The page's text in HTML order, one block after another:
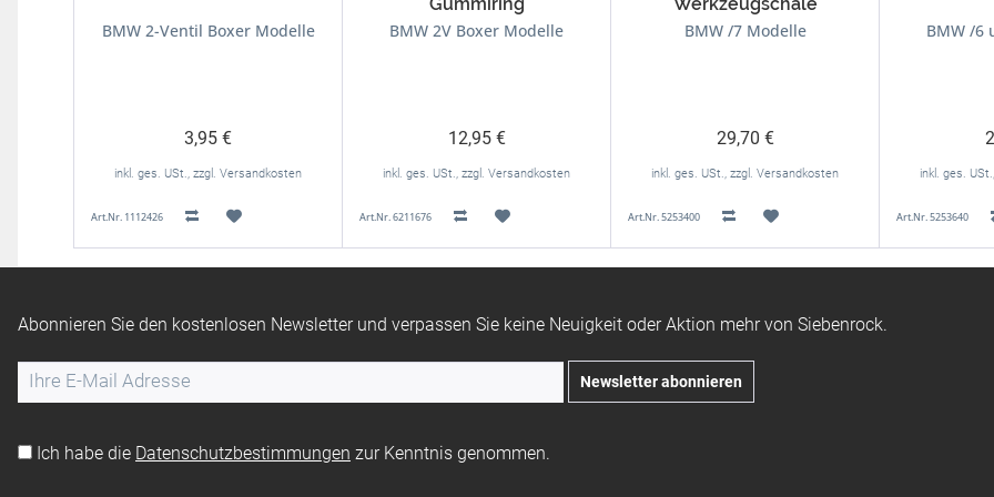
BMW 2-Ventil Boxer Modelle
3,95 €
inkl. ges. USt., zzgl. Versandkosten
Art.Nr. 1112426
BMW 2V Boxer Modelle
12,95 €
inkl. ges. USt., zzgl. Versandkosten
Art.Nr. 6211676
BMW /7 Modelle
29,70 €
inkl. ges. USt., zzgl. Versandkosten
Art.Nr. 5253400
BMW /6
inkl. ges.
Art.Nr. 5253640
Abonnieren Sie den kostenlosen Newsletter und verpassen Sie keine Neuigkeit oder Aktion mehr von Siebenrock.
Newsletter abonnieren
Ich habe die Datenschutzbestimmungen zur Kenntnis genommen.